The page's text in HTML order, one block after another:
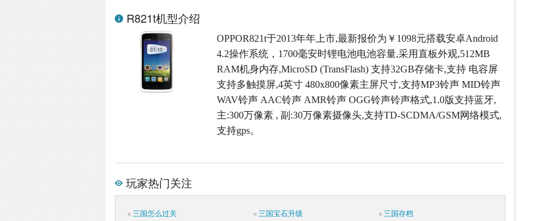
R821t机型介绍
OPPOR821t于2013年年上市,最新报价为￥1098元搭载安卓Android
4.2操作系统，1700毫安时锂电池电池容量,采用直板外观,512MB
RAM机身内存,MicroSD (TransFlash) 支持32GB存储卡,支持 电容屏
支持多触摸屏,4英寸 480x800像素主屏尺寸,支持MP3铃声 MID铃声
WAV铃声 AAC铃声 AMR铃声 OGG铃声铃声格式,1.0版支持蓝牙,
主:300万像素 , 副:30万像素摄像头,支持TD-SCDMA/GSM网络模式,
支持gps。
玩家热门关注
三国怎么过关 三国宝石升级 三国存档